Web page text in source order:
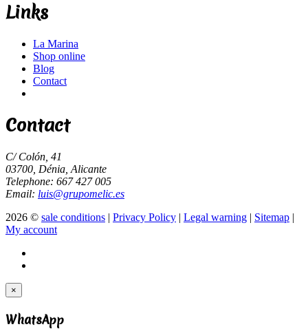
Links
La Marina
Shop online
Blog
Contact
Contact
C/ Colón, 41
03700, Dénia, Alicante
Telephone: 667 427 005
Email: luis@grupomelic.es
2026 © sale conditions | Privacy Policy | Legal warning | Sitemap |
My account
×
WhatsApp